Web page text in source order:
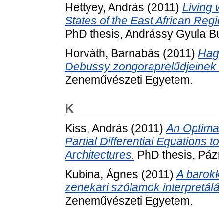
Hettyey, András (2011) Living
States of the East African
PhD thesis, Andrássy Gyula
Horváth, Barnabás (2011)
Debussy
Zeneművészeti Egyetem.
K
Kiss, András (2011)An
Partial Differential Equations
Architectures. PhD thesis,
Kubina, Ágnes (2011)A
zenekari szólamok
Zeneművészeti Egyetem.